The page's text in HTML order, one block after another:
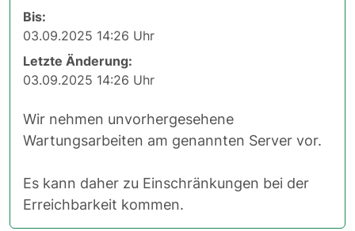
Bis:
03.09.2025 14:26 Uhr
Letzte Änderung:
03.09.2025 14:26 Uhr
Wir nehmen unvorhergesehene
Wartungsarbeiten am genannten Server vor.
Es kann daher zu Einschränkungen bei der
Erreichbarkeit kommen.